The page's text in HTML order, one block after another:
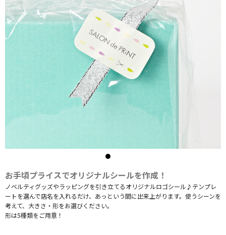
お手頃プライスでオリジナルシールを作成！
ノベルティグッズやラッピングを引き立てるオリジナルロゴシール♪テンプレ
ートを選んで店名を入れるだけ、あっという間に出来上がります。使うシーンを
考えて、大きさ・形をお選びください。
形は5種類をご用意！